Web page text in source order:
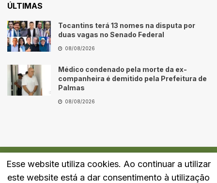
ÚLTIMAS
Tocantins terá 13 nomes na disputa por
duas vagas no Senado Federal
08/08/2026
Médico condenado pela morte da ex-
companheira é demitido pela Prefeitura de
Palmas
08/08/2026
Quem Somos Fale Conosco Política de Privacidade
Esse website utiliza cookies. Ao continuar a utilizar
este website está a dar consentimento à utilização